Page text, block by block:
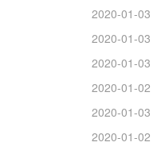
2020-01-03
2020-01-03
2020-01-03
2020-01-02
2020-01-03
2020-01-02